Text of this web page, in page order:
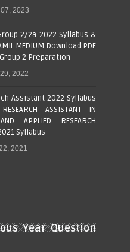
2023
2/2a 2022 Syllabus &
MEDIUM Download PDF
Group 2 Preparation
2022
Assistant 2022 Syllabus
ASSISTANT IN
APPLIED RESEARCH
Syllabus
2021
Year Question